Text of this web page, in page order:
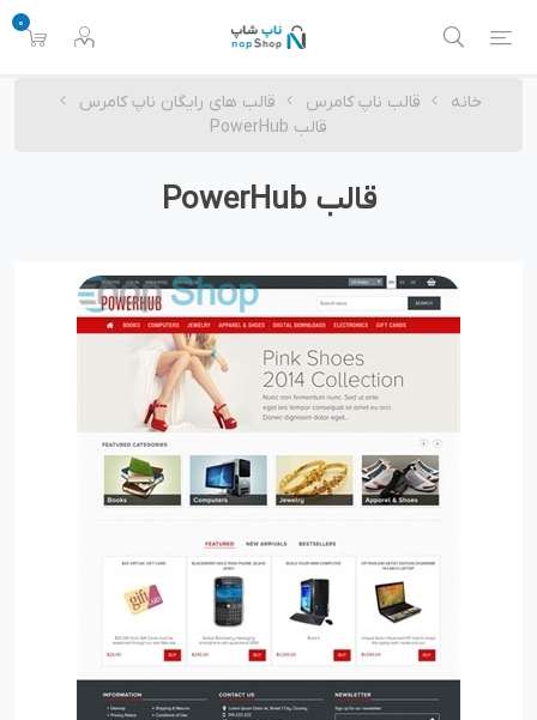
0
خانه قالب ناپ کامرس
قالب های رایگان ناپ کامرس
قالب PowerHub
قالب PowerHub